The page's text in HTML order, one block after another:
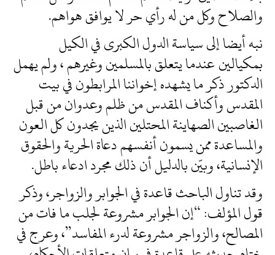
والصلاح وكل من له رأي حر لا يوافق هواهم.
نبه أيضا إلى سياسة الدول الكبرى في الكيل
بمكيالين عندما يتعلق بالمسلمين وغيرهم ، ولم يهمل
الدكتور ذكر ما يشهده إخواننا المرابطون في بيت
المقدس وأكناف المقدس من ظلم وعدوان من قبل
الغاصبين الصهاينة المحتلين الذين يجدون كل العون
والمساعدة ممن يسمون أنفسهم دعاة الحرية والحقوق
الإنسانية، وبيّن بالدليل أن ذلك مجرد ادعاء باطل.
وقد تناول الباحث قاعدة في الجوابر والزواجر، وذكر
قول المؤلف: “إن الجوابر مشروعة لجلب ما فات من
المصالح، والزواجر مشروعة لدرء المفاسد”، وعرج في